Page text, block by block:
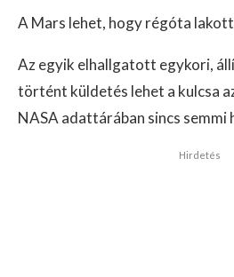
A Mars lehet, hogy régóta
Az egyik elhallgatott egykori,
történt küldetés lehet a kulcsa
NASA adattárában sincs semmi
Hirdetés